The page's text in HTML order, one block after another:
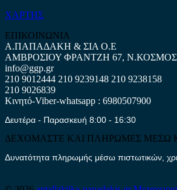
ΧΑΡΤΗΣ
ΕΠΙΚΟΙΝΩΝΙΑ
Α.ΠΑΠΑΔΑΚΗ & ΣΙΑ Ο.Ε
ΑΜΒΡΟΣΙΟΥ ΦΡΑΝΤΖΗ 67, Ν.ΚΟΣΜΟΣ
info@ggp.gr
210 9012444 210 9239148 210 9238158
210 9026839
Κινητό-Viber-whatsapp : 6980507900
Δευτέρα - Παρασκευή 8:00 - 16:30
ΔΕΧΟΜΑΣΤΕ ΚΑΙ ΠΛΗΡΩΜΕΣ ΜΕΣΩ
Δυνατότητα πληρωμής μέσω πιστωτικών,